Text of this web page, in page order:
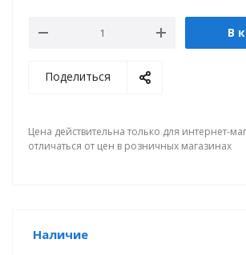
В
Поделиться
Цена действительна только для интернет-
отличаться от цен в розничных магазинах
Наличие